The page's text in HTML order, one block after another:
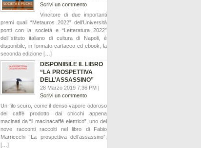
Scrivi un commento
Vincitore di due importanti
premi quali “Metauros 2022” dell’Università
ponti con la società e “Letteratura 2022”
dell’Istituto italiano di cultura di Napoli, è
disponibile, in formato cartaceo ed ebook, la
seconda edizione […]
DISPONIBILE IL LIBRO
“LA PROSPETTIVA
DELL’ASSASSINO”
28 Marzo 2019 7:36 PM |
Scrivi un commento
Un filo scuro, come il denso vapore odoroso
del caffè prodotto dai chicchi appena
macinati da “il macinacaffè elettrico”, uno dei
nove racconti raccolti nel libro di Fabio
Marriccchi “La prospettiva dell’assassino”,
[…]